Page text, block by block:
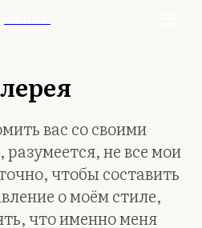
вас со своими
не все мои
чтобы составить
о моём стиле,
что именно меня